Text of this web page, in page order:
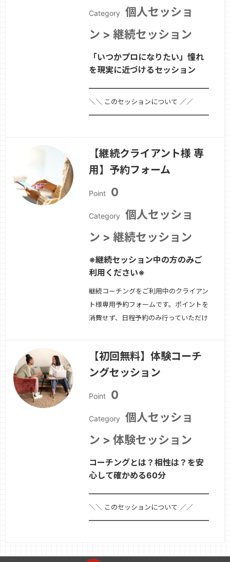
Category
個人セッショ
ン > 継続セッション
「いつかプロになりたい」憧れ
を現実に近づけるセッション
━━━━━━━━━━━━━━━━━━━━
＼＼ このセッションについて ／／
━━━━━━━━━━━━━━━━━━━━■
回)■ セッションのポイント「いつか人
を助ける仕事ができたらいいな」そう思
だ…続きを見る »
【継続クライアント様 専
用】予約フォーム
Point 0
Category
個人セッショ
ン > 継続セッション
※継続セッション中の方のみご
利用ください※
継続コーチングをご利用中のクライアン
ト様専用予約フォームです。ポイントを
消費せず、日程予約のみ行っていただけ
いる日程でご都合が合わない場合は、個
別にご連絡くださいませ。※新規セッシ
ジ最下部の「…
【初回無料】体験コーチ
ングセッション
Point 0
Category
個人セッショ
ン > 体験セッション
コーチングとは？相性は？を安
心して確かめる60分
━━━━━━━━━━━━━━━━━━━━
＼＼ このセッションについて ／／
━━━━━━━━━━━━━━━━━━━━■